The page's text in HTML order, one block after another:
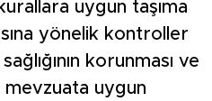
uygun taşıma
yönelik kontroller
korunması ve
mevzuata uygun